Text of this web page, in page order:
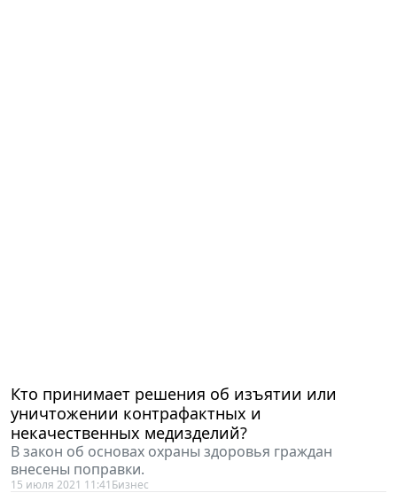
Кто принимает решения об изъятии или
уничтожении контрафактных и
некачественных медизделий?
В закон об основах охраны здоровья граждан
внесены поправки.
15 июля 2021 11:41 Бизнес